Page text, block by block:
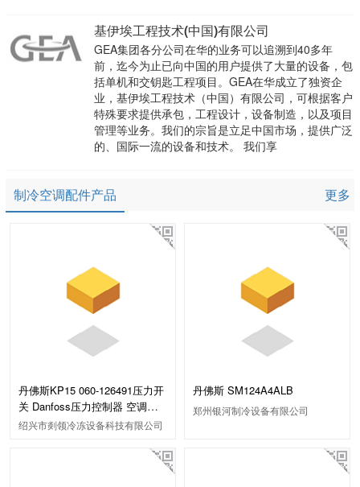
基伊埃工程技术(中国)有限公司
GEA集团各分公司在华的业务可以追溯到40多年
前，迄今为止已向中国的用户提供了大量的设备，包
括单机和交钥匙工程项目。GEA在华成立了独资企
业，基伊埃工程技术（中国）有限公司，可根据客户
特殊要求提供承包，工程设计，设备制造，以及项目
管理等业务。我们的宗旨是立足中国市场，提供广泛
的、国际一流的设备和技术。 我们享
制冷空调配件产品 更多
丹佛斯KP15 060-126491压力开
关 Danfoss压力控制器 空调制
冷配件
绍兴市剡领冷冻设备科技有限公司
丹佛斯 SM124A4ALB
郑州银河制冷设备有限公司